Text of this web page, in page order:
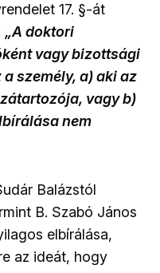
17. §-át
„A doktori
vagy bizottsági
személy, a) aki az
vagy b)
nem
Balázstól
B. Szabó János
elbírálása,
az ideát, hogy